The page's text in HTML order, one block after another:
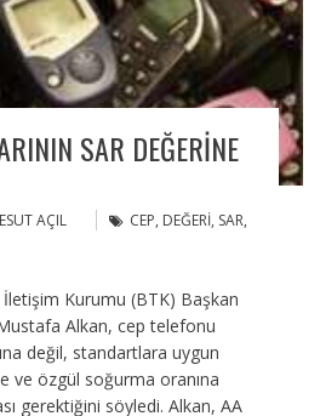
SAR DEĞERINE
AÇIL CEP, DEĞERI, SAR,
Kurumu (BTK) Başkan
Alkan, cep telefonu
değil, standartlara uygun
ve özgül soğurma oranına
gerektiğini söyledi. Alkan, AA